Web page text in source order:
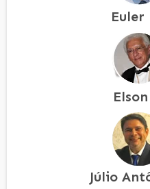
Euler
Júlio